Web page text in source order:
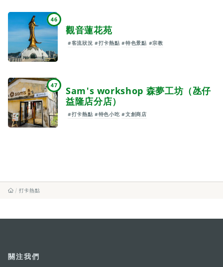
46
觀音蓮花苑
#客流狀況 #打卡熱點 #特色景點 #宗教
47
Sam's workshop 森夢工坊（氹仔
益隆店分店）
#打卡熱點 #特色小吃 #文創商店
打卡熱點
關注我們